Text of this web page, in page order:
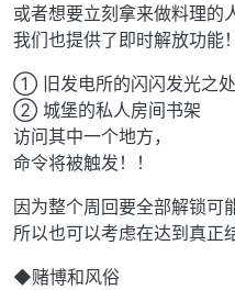
或者想要立刻拿来做料理的
我们也提供了即时解放功能
① 旧发电所的闪闪发光之处
② 城堡的私人房间书架
访问其中一个地方，
命令将被触发！！
因为整个周回要全部解锁可
所以也可以考虑在达到真正
◆赌博和风俗